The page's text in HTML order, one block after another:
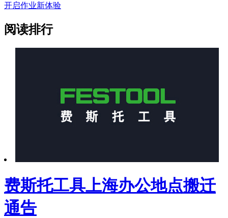
开启作业新体验
阅读排行
费斯托工具上海办公地点搬迁
通告